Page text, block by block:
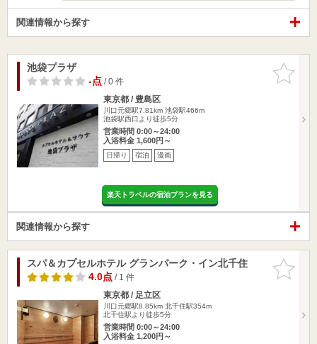
関連情報から探す
お気に入
りに追加
池袋プラザ
-点/ 0 件
東京都 / 豊島区
川口元郷駅7.81km 池袋駅466m
池袋駅西口より徒歩5分
営業時間 0:00～24:00
入浴料金 1,600円～
日帰り 宿泊 漫画
楽天トラベルの宿泊プランを見る
関連情報から探す
お気に入
りに追加
スパ＆カプセルホテル グランパーク・イン北千住
4.0点/ 1 件
東京都 / 足立区
川口元郷駅8.85km 北千住駅354m
北千住駅より徒歩5分
営業時間 0:00～24:00
入浴料金 1,200円～